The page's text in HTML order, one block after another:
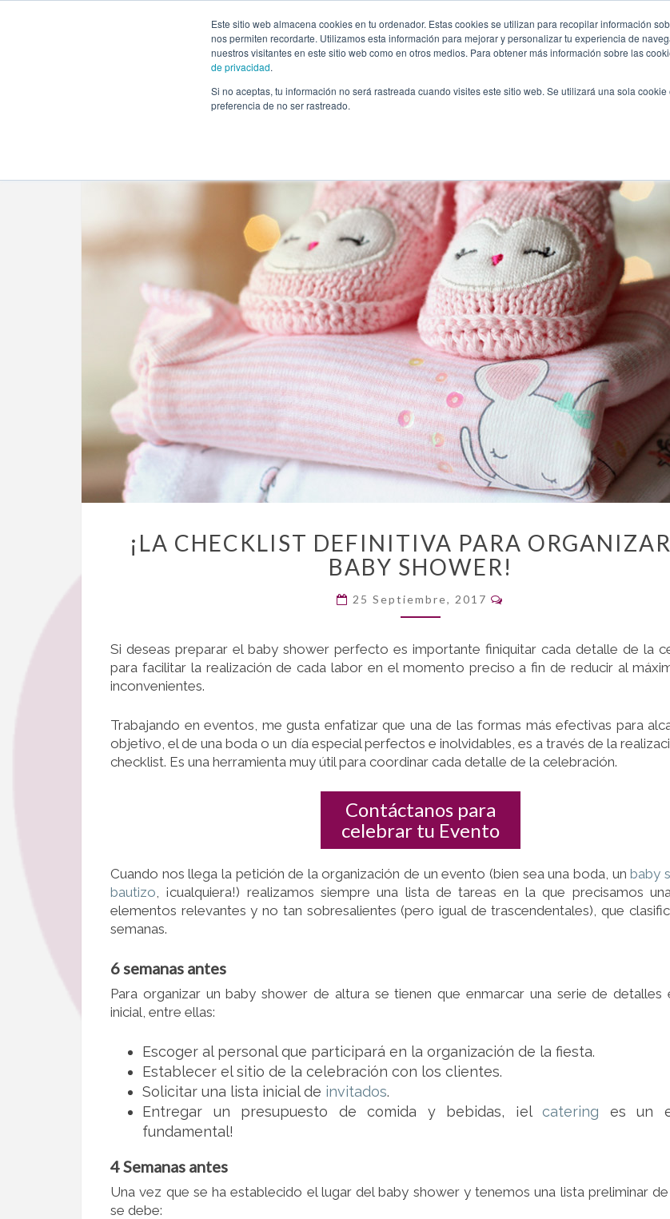
Este sitio web almacena cookies en tu ordenador. Estas cookies se utilizan para recopilar información
nos permiten recordarte. Utilizamos esta información para mejorar y personalizar tu experiencia de
nuestros visitantes en este sitio web como en otros medios. Para obtener más información sobre las
de privacidad.
Si no aceptas, tu información no será rastreada cuando visites este sitio web. Se utilizará una sola
preferencia de no ser rastreado.
INICIO QUIÉNES SOMOS TE
Baby Shower»¡La checklist definitiva para organizar tu baby shower!
CHECKLIST
DEFINITIVA
ORGANIZAR
BABY
SHOWER!
¡LA CHECKLIST DEFINITIVA PARA
BABY SHOWER!
25 Septiembre, 2017
Si deseas preparar el baby shower perfecto es importante finiquitar cada detalle de la
para facilitar la realización de cada labor en el momento preciso a fin de reducir al
inconvenientes.
Trabajando en eventos, me gusta enfatizar que una de las formas más efectivas para
objetivo, el de una boda o un día especial perfectos e inolvidables, es a través de la
checklist. Es una herramienta muy útil para coordinar cada detalle de la celebración.
Contáctanos para
celebrar tu Evento
Cuando nos llega la petición de la organización de un evento (bien sea una boda, unbaby
bautizo, ¡cualquiera!) realizamos siempre una lista de tareas en la que precisamos
elementos relevantes y no tan sobresalientes (pero igual de trascendentales), que
semanas.
6 semanas antes
Para organizar un baby shower de altura se tienen que enmarcar una serie de detalles
inicial, entre ellas:
Escoger al personal que participará en la organización de la fiesta.
Establecer el sitio de la celebración con los clientes.
Solicitar una lista inicial de invitados.
Entregar un presupuesto de comida y bebidas, ¡el catering es un
fundamental!
4 Semanas antes
Una vez que se ha establecido el lugar del baby shower y tenemos una lista preliminar
se debe: